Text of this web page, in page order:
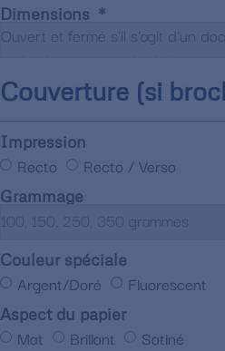
Dimensions
Couverture (si
Impression
Recto Recto / Verso
Grammage
Couleur spéciale
Argent/Doré Fluorescent
Aspect du papier
Mat Brillant Satiné